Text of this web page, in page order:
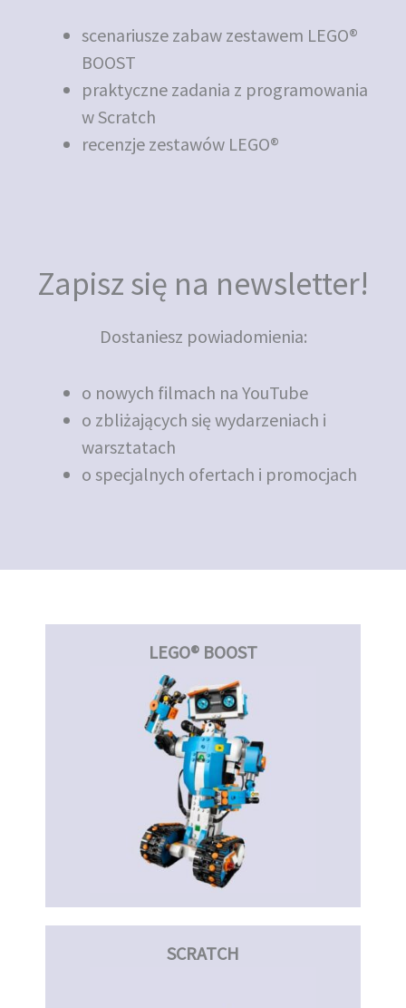
scenariusze zabaw zestawem LEGO®
BOOST
praktyczne zadania z programowania
w Scratch
recenzje zestawów LEGO®
Zapisz się na newsletter!
Dostaniesz powiadomienia:
o nowych filmach na YouTube
o zbliżających się wydarzeniach i
warsztatach
o specjalnych ofertach i promocjach
LEGO® BOOST
SCRATCH